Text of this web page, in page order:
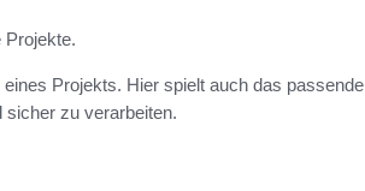
Projekte.
Projekts. Hier spielt auch das passende
zu verarbeiten.